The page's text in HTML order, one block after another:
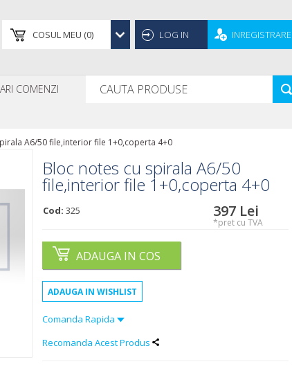
LOG IN INREGISTRARE
COSUL MEU (0)
COMENZI
A6/50 file,interior file 1+0,coperta 4+0
Bloc notes cu spirala A6/50
file,interior file 1+0,coperta 4+0
Cod: 325 397 Lei
*pret cu TVA
Comanda Rapida
Recomanda Acest Produs